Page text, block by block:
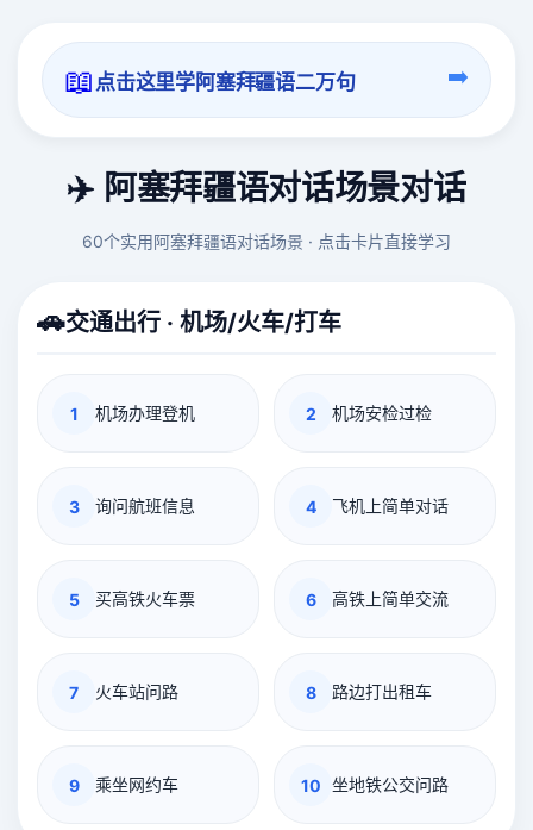
📖 点击这里学阿塞拜疆语二万句 ➡️
✈️ 阿塞拜疆语对话场景对话
60个实用阿塞拜疆语对话场景 · 点击卡片直接学习
🚗交通出行 · 机场/火车/打车
1 机场办理登机 2 机场安检过检
3 询问航班信息 4 飞机上简单对话
5 买高铁火车票 6 高铁上简单交流
7 火车站问路 8 路边打出租车
9 乘坐网约车 10 坐地铁公交问路